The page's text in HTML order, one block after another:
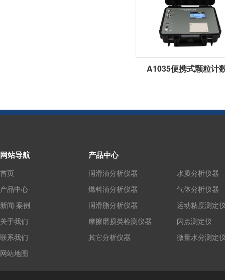
A1035便携式颗粒计
网站导航
首页
产品中心
新闻·案例
关于我们
联系我们
网站地图
产品中心
润滑油分析仪器
燃料油分析仪器
润滑脂分析仪器
摩擦磨损类检测仪器
其它分析仪器
水质分析仪器
气体分析仪器
运动粘度测定
闪点测定仪
微量水分测定